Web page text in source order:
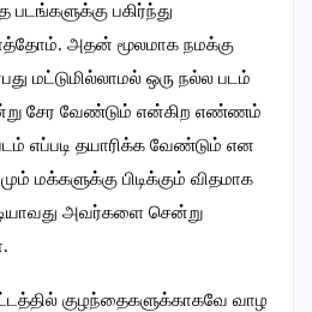
பகிர்ந்து
அதன் மூலமாக நமக்கு
மட்டுமில்லாமல் ஒரு நல்ல படம்
சேர வேண்டும் என்கிற எண்ணம்
எப்படி தயாரிக்க வேண்டும் என
மக்களுக்கு பிடிக்கும் விதமாக
அவர்களை சென்று
குழந்தைகளுக்காகவே வாழ